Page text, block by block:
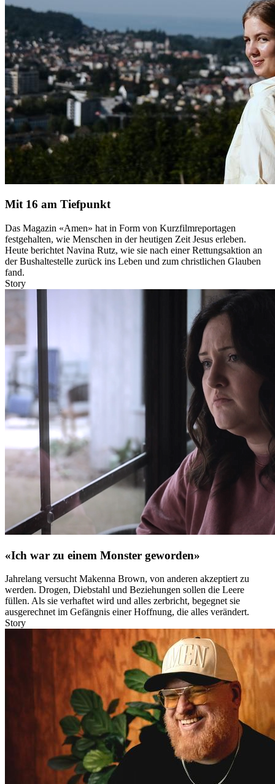
Mit 16 am Tiefpunkt
Das Magazin «Amen» hat in Form von Kurzfilmreportagen
festgehalten, wie Menschen in der heutigen Zeit Jesus erleben.
Heute berichtet Navina Rutz, wie sie nach einer Rettungsaktion an
der Bushaltestelle zurück ins Leben und zum christlichen Glauben
fand.
Story
«Ich war zu einem Monster geworden»
Jahrelang versucht Makenna Brown, von anderen akzeptiert zu
werden. Drogen, Diebstahl und Beziehungen sollen die Leere
füllen. Als sie verhaftet wird und alles zerbricht, begegnet sie
ausgerechnet im Gefängnis einer Hoffnung, die alles verändert.
Story